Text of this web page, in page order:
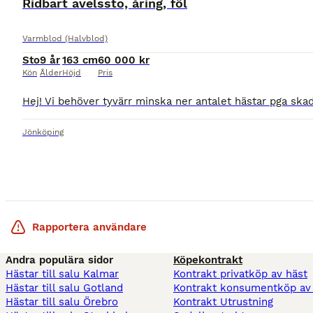
Ridbart avelssto, åring, föl
Varmblod (Halvblod)
Sto
Kön
9 år
Ålder
163 cm
Höjd
60 000 kr
Pris
Jönköping
Rapportera användare
Andra populära sidor
Hästar till salu Kalmar
Hästar till salu Gotland
Hästar till salu Örebro
Köpekontrakt
Kontrakt privatköp av häst
Kontrakt konsumentköp
Kontrakt Utrustning